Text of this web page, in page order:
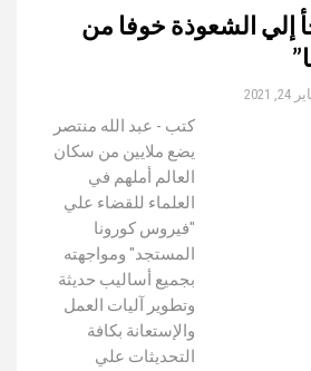
إلي الشعوذة خوفا من
2021
كتب - عبد الله منتصر
يضع ملايين من سكان
العالم أملهم في
العلماء للقضاء علي
"فيروس كورونا
المستجد" ومواجهته
بجميع أساليب حديثة
وتطوير آليات العمل
والإستعانة بكافة
التحديثات علي